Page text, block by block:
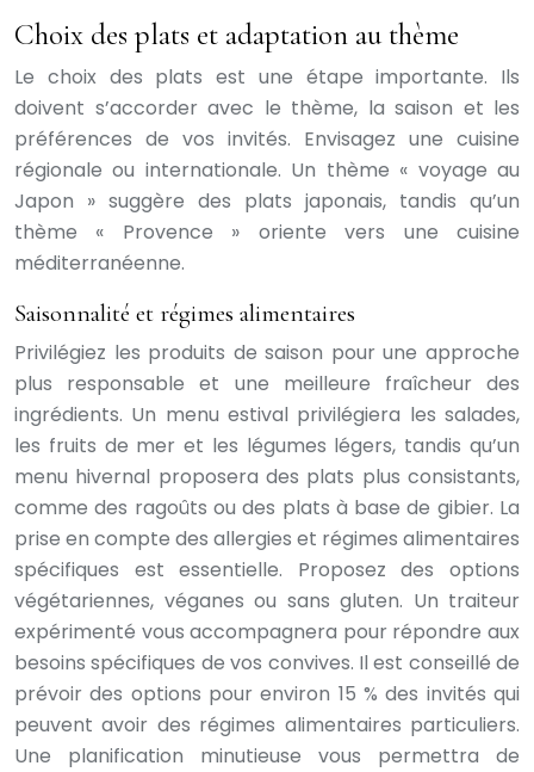
Choix des plats et adaptation au thème
Le choix des plats est une étape importante. Ils
doivent s’accorder avec le thème, la saison et les
préférences de vos invités. Envisagez une cuisine
régionale ou internationale. Un thème « voyage au
Japon » suggère des plats japonais, tandis qu’un
thème « Provence » oriente vers une cuisine
méditerranéenne.
Saisonnalité et régimes alimentaires
Privilégiez les produits de saison pour une approche
plus responsable et une meilleure fraîcheur des
ingrédients. Un menu estival privilégiera les salades,
les fruits de mer et les légumes légers, tandis qu’un
menu hivernal proposera des plats plus consistants,
comme des ragoûts ou des plats à base de gibier. La
prise en compte des allergies et régimes alimentaires
spécifiques est essentielle. Proposez des options
végétariennes, véganes ou sans gluten. Un traiteur
expérimenté vous accompagnera pour répondre aux
besoins spécifiques de vos convives. Il est conseillé de
prévoir des options pour environ 15 % des invités qui
peuvent avoir des régimes alimentaires particuliers.
Une planification minutieuse vous permettra de